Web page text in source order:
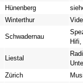
Hünenberg
Winterthur
Schwadernau
Liestal
Zürich